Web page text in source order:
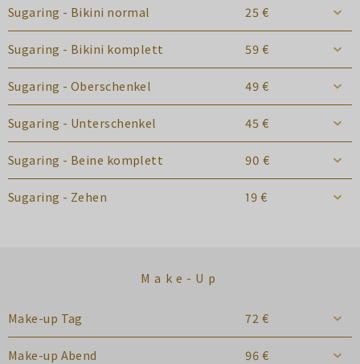
Sugaring - Bikini normal 25 €
Sugaring - Bikini komplett 59 €
Sugaring - Oberschenkel 49 €
Sugaring - Unterschenkel 45 €
Sugaring - Beine komplett 90 €
Sugaring - Zehen 19 €
Make-Up
Make-up Tag 72 €
Make-up Abend 96 €